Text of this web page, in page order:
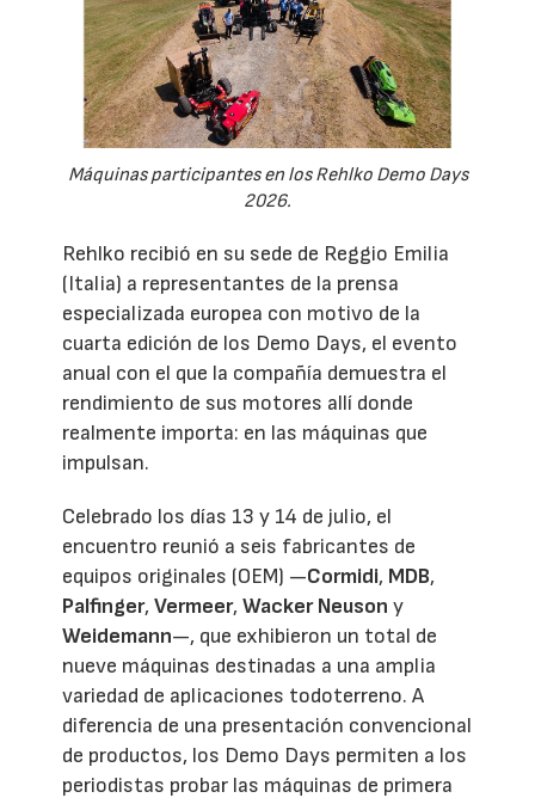
Máquinas participantes en los Rehlko Demo Days
2026.
Rehlko recibió en su sede de Reggio Emilia
(Italia) a representantes de la prensa
especializada europea con motivo de la
cuarta edición de los Demo Days, el evento
anual con el que la compañía demuestra el
rendimiento de sus motores allí donde
realmente importa: en las máquinas que
impulsan.
Celebrado los días 13 y 14 de julio, el
encuentro reunió a seis fabricantes de
equipos originales (OEM) —Cormidi, MDB,
Palfinger,Vermeer,Wacker Neuson y
Weidemann—, que exhibieron un total de
nueve máquinas destinadas a una amplia
variedad de aplicaciones todoterreno. A
diferencia de una presentación convencional
de productos, los Demo Days permiten a los
periodistas probar las máquinas de primera